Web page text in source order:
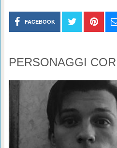
FACEBOOK
PERSONAGGI